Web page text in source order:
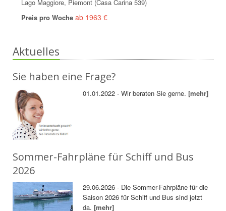
Lago Maggiore, Piemont (Casa Carina 539)
Preis pro Woche ab 1963 €
Aktuelles
Sie haben eine Frage?
01.01.2022 - Wir beraten Sie gerne.[mehr]
Sommer-Fahrpläne für Schiff und Bus
2026
29.06.2026 - Die Sommer-Fahrpläne für die
Saison 2026 für Schiff und Bus sind jetzt
da.[mehr]